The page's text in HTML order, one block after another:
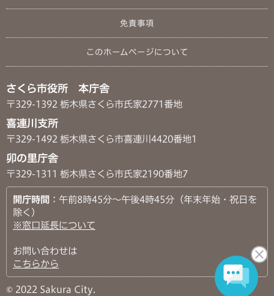
免責事項
このホームページについて
さくら市役所 本庁舎
〒329-1392 栃木県さくら市氏家2771番地
喜連川支所
〒329-1492 栃木県さくら市喜連川4420番地1
卯の里庁舎
〒329-1311 栃木県さくら市氏家2190番地7
開庁時間 ：午前8時45分～午後4時45分（年末年始・祝日を
除く）
※窓口延長について
お問い合わせは
こちらから
© 2022 Sakura City.